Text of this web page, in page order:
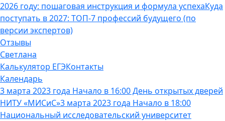
2026 году: пошаговая инструкция и формула успехаКуда
поступать в 2027: ТОП-7 профессий будущего (по
версии экспертов)
Отзывы
Светлана
Калькулятор ЕГЭКонтакты
Календарь
3 марта 2023 года Начало в 16:00 День открытых дверей
НИТУ «МИСиС»3 марта 2023 года Начало в 18:00
Национальный исследовательский университет